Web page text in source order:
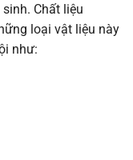
Chất liệu
loại vật liệu này
như: